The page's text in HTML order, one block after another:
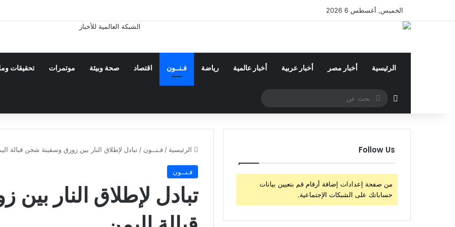
الخميس, أغسطس 6 2026
الرئيسية أخبار مصر أخبار عربية أخبار عالمية رياضة فـنــون اقتصاد صحة وبيئة موتمرات تحقيقات
مقال عشوائي
بحث
عن
الرئيسية / فـنــون / تبادل لإطلاق النار بين زورق وسفينة شحن قبالة
فـنــون
تبادل لإطلاق النار
Follow Us
من صفحة إعدادات إضافة أرقام قم بتعيين بيانات
حساباتك على الشبكات الإجتماعية.